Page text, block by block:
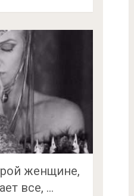
женщине,
все, …